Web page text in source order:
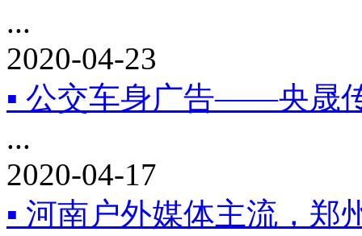
...
2020-04-23
▪ 公交车身广告——央晟
...
2020-04-17
▪ 河南户外媒体主流，郑